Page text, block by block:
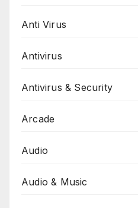
Anti Virus
Antivirus
Antivirus & Security
Arcade
Audio
Audio & Music